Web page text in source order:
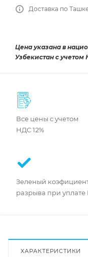
Доставка по
Цена указана в
Узбекистан с учетом
Все цены с учетом
НДС 12%
Зеленый
разрыва при
ХАРАКТЕРИСТИКИ